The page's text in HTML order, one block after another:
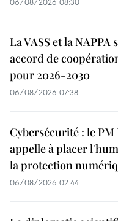
La VASS et la NAPPA
accord de
pour 2026-2030
06/08/2026 07:38
Cybersécurité : le
appelle à placer
la protection
06/08/2026 02:44